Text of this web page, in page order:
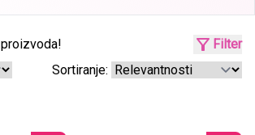
proizvoda!
Filter
Sortiranje: